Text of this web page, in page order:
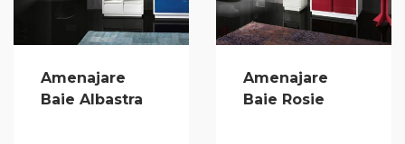
Amenajare
Baie Albastra
Amenajare
Baie Rosie